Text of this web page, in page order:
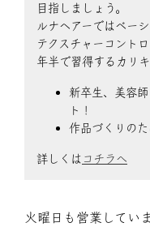
目指しましょう。
ルナヘアーではベー
テクスチャーコント
年半で習得するカリ
新卒生、美容
ト！
作品づくりの
詳しくは コチラへ
火曜日も営業していま